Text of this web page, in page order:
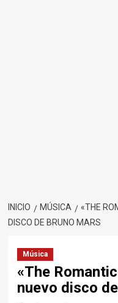
INICIO MÚSICA
«THE
DISCO DE BRUNO MARS
Música
«The
nuevo disco